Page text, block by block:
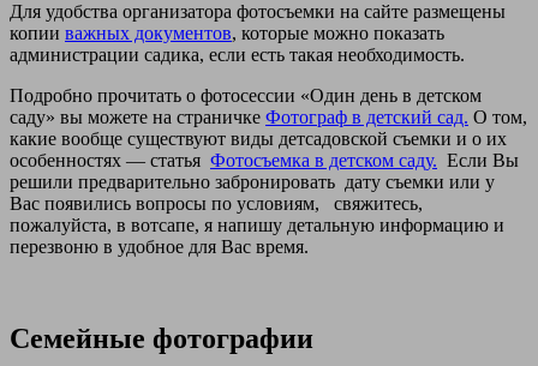
Для удобства организатора фотосъемки на сайте размещены
копии важных документов, которые можно показать
администрации садика, если есть такая необходимость.
Подробно прочитать о фотосессии «Один день в детском
саду» вы можете на страничке Фотограф в детский сад. О том,
какие вообще существуют виды детсадовской съемки и о их
особенностях — статья Фотосъемка в детском саду. Если Вы
решили предварительно забронировать дату съемки или у
Вас появились вопросы по условиям, свяжитесь,
пожалуйста, в вотсапе, я напишу детальную информацию и
перезвоню в удобное для Вас время.
Семейные фотографии